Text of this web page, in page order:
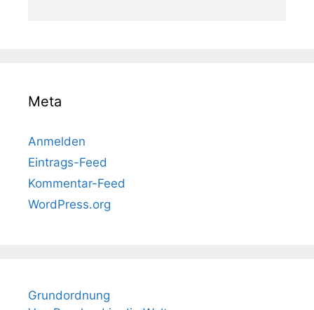
Meta
Anmelden
Eintrags-Feed
Kommentar-Feed
WordPress.org
Grundordnung